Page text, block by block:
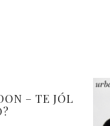
– TE JÓL